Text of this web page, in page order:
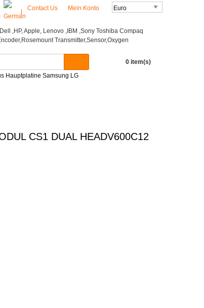
Mein Konto
Contact Us
0 item(s)
Hauptplatine Samsung LG
CS1 DUAL HEADV600C12